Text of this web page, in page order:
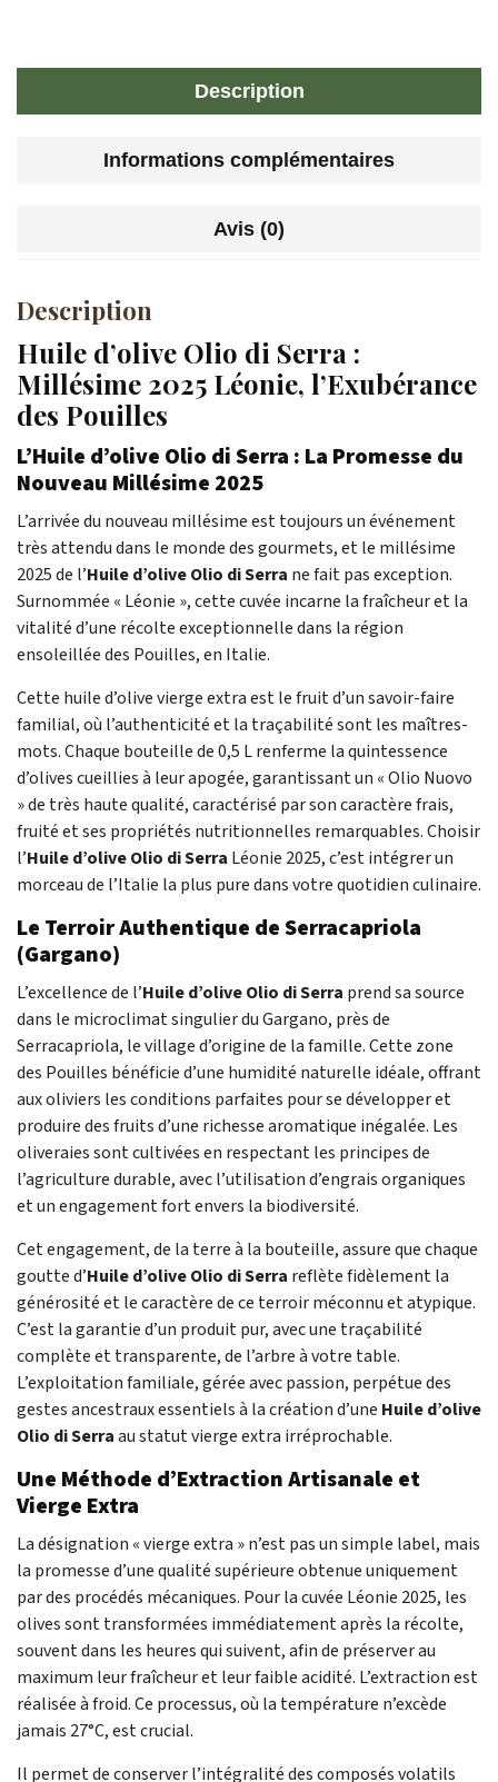
Description
Informations complémentaires
Avis (0)
Description
Huile d’olive Olio di Serra :
Millésime 2025 Léonie, l’Exubérance
des Pouilles
L’Huile d’olive Olio di Serra : La Promesse du
Nouveau Millésime 2025
L’arrivée du nouveau millésime est toujours un événement
très attendu dans le monde des gourmets, et le millésime
2025 de l’Huile d’olive Olio di Serra ne fait pas exception.
Surnommée « Léonie », cette cuvée incarne la fraîcheur et la
vitalité d’une récolte exceptionnelle dans la région
ensoleillée des Pouilles, en Italie.
Cette huile d’olive vierge extra est le fruit d’un savoir-faire
familial, où l’authenticité et la traçabilité sont les maîtres-
mots. Chaque bouteille de 0,5 L renferme la quintessence
d’olives cueillies à leur apogée, garantissant un « Olio Nuovo
» de très haute qualité, caractérisé par son caractère frais,
fruité et ses propriétés nutritionnelles remarquables. Choisir
l’Huile d’olive Olio di Serra Léonie 2025, c’est intégrer un
morceau de l’Italie la plus pure dans votre quotidien culinaire.
Le Terroir Authentique de Serracapriola
(Gargano)
L’excellence de l’Huile d’olive Olio di Serra prend sa source
dans le microclimat singulier du Gargano, près de
Serracapriola, le village d’origine de la famille. Cette zone
des Pouilles bénéficie d’une humidité naturelle idéale, offrant
aux oliviers les conditions parfaites pour se développer et
produire des fruits d’une richesse aromatique inégalée. Les
oliveraies sont cultivées en respectant les principes de
l’agriculture durable, avec l’utilisation d’engrais organiques
et un engagement fort envers la biodiversité.
Cet engagement, de la terre à la bouteille, assure que chaque
goutte d’Huile d’olive Olio di Serra reflète fidèlement la
générosité et le caractère de ce terroir méconnu et atypique.
C’est la garantie d’un produit pur, avec une traçabilité
complète et transparente, de l’arbre à votre table.
L’exploitation familiale, gérée avec passion, perpétue des
gestes ancestraux essentiels à la création d’une Huile d’olive
Olio di Serraau statut vierge extra irréprochable.
Une Méthode d’Extraction Artisanale et
Vierge Extra
La désignation « vierge extra » n’est pas un simple label, mais
la promesse d’une qualité supérieure obtenue uniquement
par des procédés mécaniques. Pour la cuvée Léonie 2025, les
olives sont transformées immédiatement après la récolte,
souvent dans les heures qui suivent, afin de préserver au
maximum leur fraîcheur et leur faible acidité. L’extraction est
réalisée à froid. Ce processus, où la température n’excède
jamais 27°C, est crucial.
Il permet de conserver l’intégralité des composés volatils